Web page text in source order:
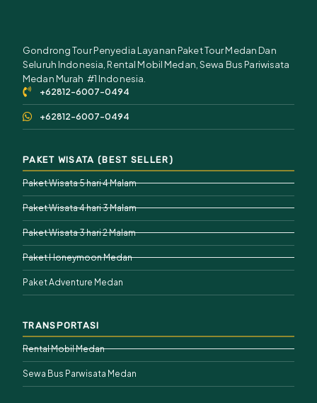
Gondrong Tour Penyedia Layanan Paket Tour Medan Dan
Seluruh Indonesia, Rental Mobil Medan, Sewa Bus Pariwisata
Medan Murah #1 Indonesia.
+62812-6007-0494
+62812-6007-0494
PAKET WISATA (BEST SELLER)
Paket Wisata 5 hari 4 Malam
Paket Wisata 4 hari 3 Malam
Paket Wisata 3 hari 2 Malam
Paket Honeymoon Medan
Paket Adventure Medan
TRANSPORTASI
Rental Mobil Medan
Sewa Bus Parwisata Medan